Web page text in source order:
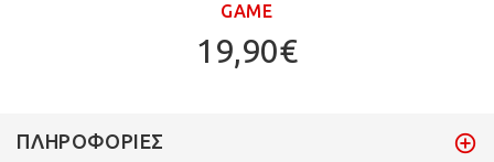
GAME
19,90€
ΠΛΗΡΟΦΟΡΊΕΣ